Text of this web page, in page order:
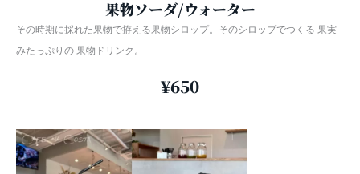
果物ソーダ/ウォーター
その時期に採れた果物で拵える果物シロップ。そのシロップでつくる 果実
みたっぷりの 果物ドリンク。
¥650